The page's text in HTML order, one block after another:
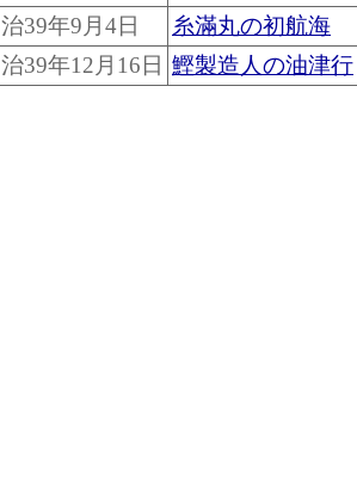
39年9月4日
糸滿丸の初航海
39年12月16日 鰹製造人の油津行